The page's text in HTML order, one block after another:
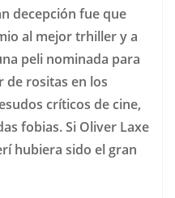
decepción fue que
al mejor trhiller y a
peli nominada para
de rositas en los
críticos de cine,
fobias. Si Oliver Laxe
hubiera sido el gran